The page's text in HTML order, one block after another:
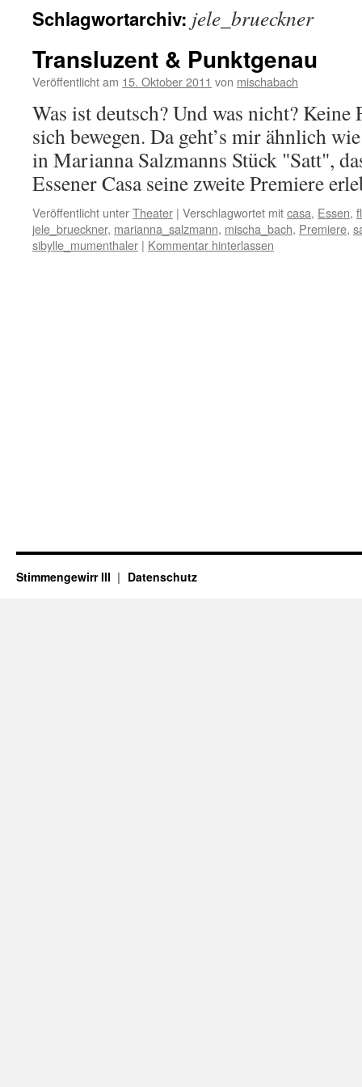
Schlagwortarchiv: jele_brueckner
Transluzent & Punktgenau
Veröffentlicht am 15. Oktober 2011 von mischabach
Was ist deutsch? Und was nicht? Keine
sich bewegen. Da geht’s mir ähnlich
in Marianna Salzmanns Stück "Satt",
Essener Casa seine zweite Premiere
Veröffentlicht unterTheater | Verschlagwortet mitcasa, Essen,
jele_brueckner, marianna_salzmann, mischa_bach, Premiere,
sibylle_mumenthaler | Kommentar hinterlassen
Stimmengewirr III Datenschutz